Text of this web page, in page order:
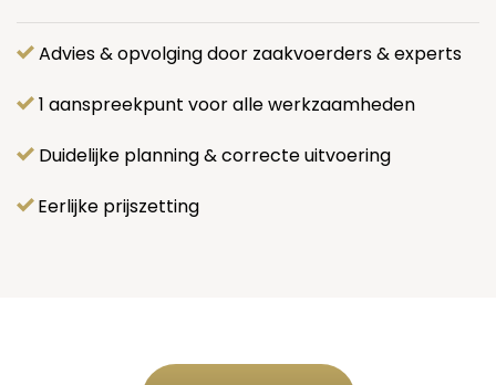
Advies & opvolging door zaakvoerders & experts
1 aanspreekpunt voor alle werkzaamheden
Duidelijke planning & correcte uitvoering
Eerlijke prijszetting